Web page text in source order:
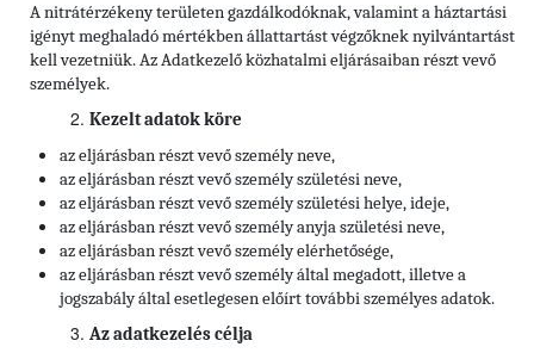
A nitrátérzékeny területen gazdálkodóknak, valamint a háztartási
igényt meghaladó mértékben állattartást végzőknek nyilvántartást
kell vezetniük. Az Adatkezelő közhatalmi eljárásaiban részt vevő
személyek.
Kezelt adatok köre
az eljárásban részt vevő személy neve,
az eljárásban részt vevő személy születési neve,
az eljárásban részt vevő személy születési helye, ideje,
az eljárásban részt vevő személy anyja születési neve,
az eljárásban részt vevő személy elérhetősége,
az eljárásban részt vevő személy által megadott, illetve a
jogszabály által esetlegesen előírt további személyes adatok.
Az adatkezelés célja